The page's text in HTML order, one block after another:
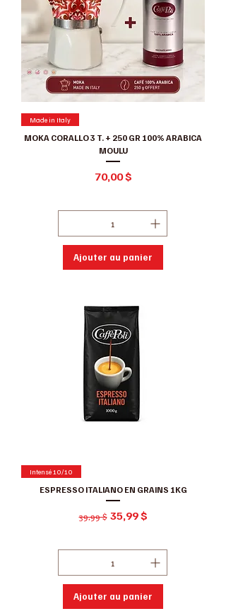
Made in Italy
MOKA CORALLO 3 T. + 250 GR 100% ARABICA
MOULU
Prix
70,00 $
Ajouter au panier
Intensé 10/10
ESPRESSO ITALIANO EN GRAINS 1KG
Prix original
39,99 $ Prix promotionnel
35,99 $
Ajouter au panier